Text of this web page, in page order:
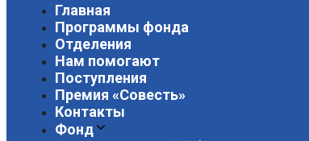
Главная
Программы фонда
Отделения
Нам помогают
Поступления
Премия «Совесть»
Контакты
Фонд